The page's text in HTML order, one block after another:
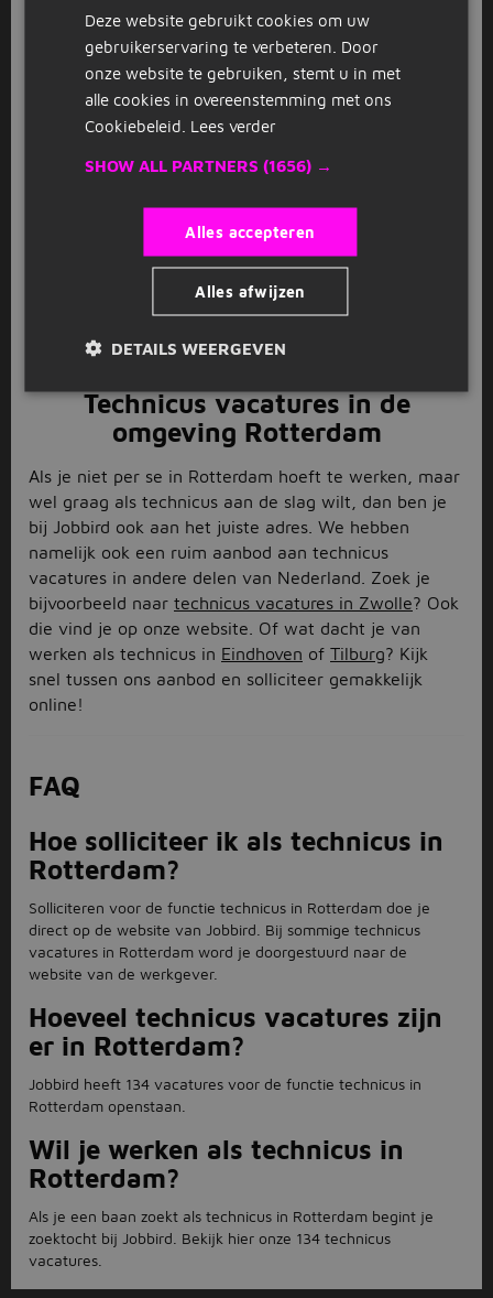
Solliciteren op technicus
vacatures in Rotterdam
Heb jij al een interessante vacature gezien tussen ons
aanbod? Dan is het tijd om te solliciteren! Om in
aanmerking te komen voor de functie als technicus
te hebben. Zorg daarom dat jouw cv up-to-date is en
schrijf een motivatiebrief waarin jij laat zien waarom
jij geschikt bent voor deze functie. Je kunt
gemakkelijk online solliciteren op onze website bij de
technicus vacature Rotterdam van jouw keuze. De
werkgever neemt dan zo snel mogelijk contact met je
Technicus vacatures in de
omgeving Rotterdam
Als je niet per se in Rotterdam hoeft te werken, maar
wel graag als technicus aan de slag wilt, dan ben je
bij Jobbird ook aan het juiste adres. We hebben
namelijk ook een ruim aanbod aan technicus
vacatures in andere delen van Nederland. Zoek je
bijvoorbeeld naar technicus vacatures in Zwolle? Ook
die vind je op onze website. Of wat dacht je van
werken als technicus in Eindhoven of Tilburg? Kijk
snel tussen ons aanbod en solliciteer gemakkelijk
online!
FAQ
Hoe solliciteer ik als technicus in
Rotterdam?
Solliciteren voor de functie technicus in Rotterdam doe je
direct op de website van Jobbird. Bij sommige technicus
vacatures in Rotterdam word je doorgestuurd naar de
website van de werkgever.
Hoeveel technicus vacatures zijn
er in Rotterdam?
Jobbird heeft 134 vacatures voor de functie technicus in
Rotterdam openstaan.
Wil je werken als technicus in
Rotterdam?
Als je een baan zoekt als technicus in Rotterdam begint je
zoektocht bij Jobbird. Bekijk hier onze 134 technicus
vacatures.
Deze website gebruikt cookies om uw
gebruikerservaring te verbeteren. Door
onze website te gebruiken, stemt u in met
alle cookies in overeenstemming met ons
Cookiebeleid. Lees verder
SHOW ALL PARTNERS (1656) →
Alles accepteren
Alles afwijzen
DETAILS WEERGEVEN